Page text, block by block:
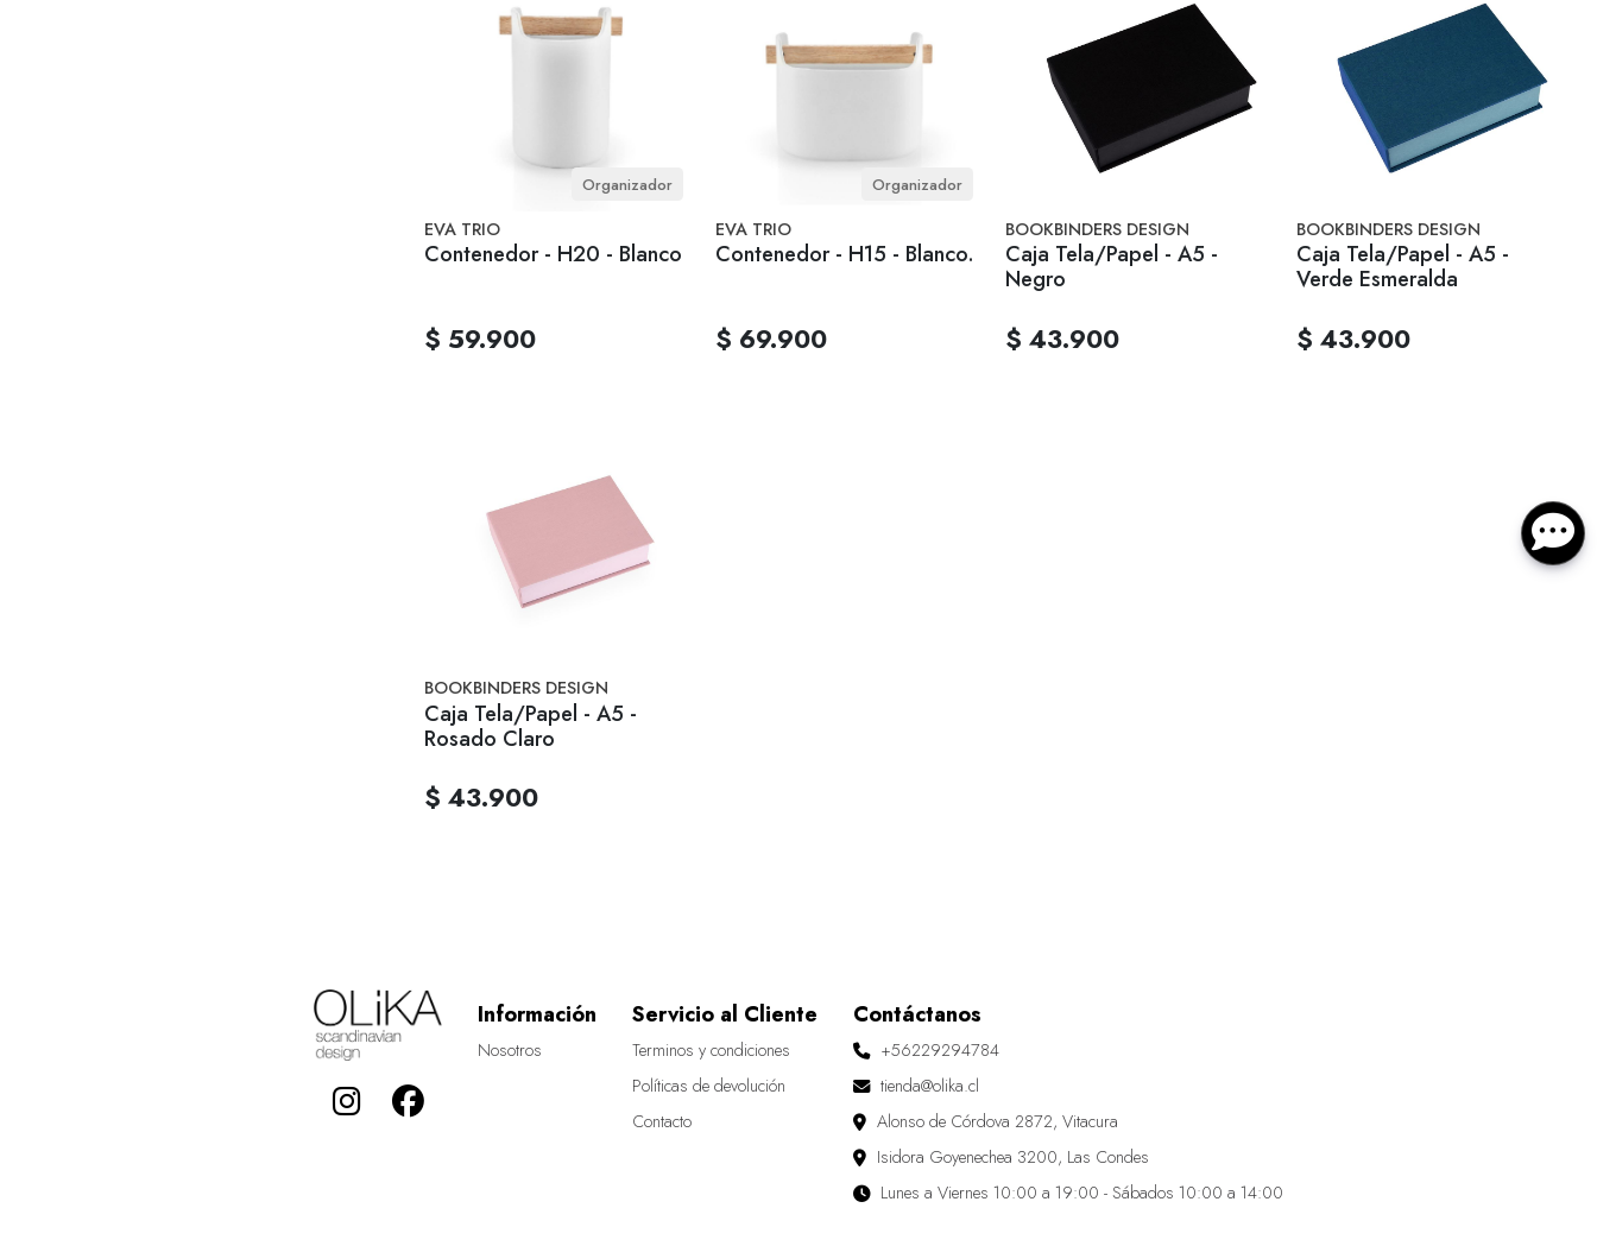
Organizador
EVA TRIO
Contenedor - H20 - Blanco
$ 59.900
Organizador
EVA TRIO
Contenedor - H15 - Blanco.
$ 69.900
BOOKBINDERS DESIGN
Caja Tela/Papel - A5 -
Negro
$ 43.900
BOOKBINDERS DESIGN
Caja Tela/Papel - A5 -
Verde Esmeralda
$ 43.900
BOOKBINDERS DESIGN
Caja Tela/Papel - A5 -
Rosado Claro
$ 43.900
Información
Nosotros
Servicio al Cliente
Terminos y condiciones
Políticas de devolución
Contacto
Contáctanos
+56229294784
tienda@olika.cl
Alonso de Córdova 2872, Vitacura
Isidora Goyenechea 3200, Las Condes
Lunes a Viernes 10:00 a 19:00 - Sábados 10:00 a 14:00